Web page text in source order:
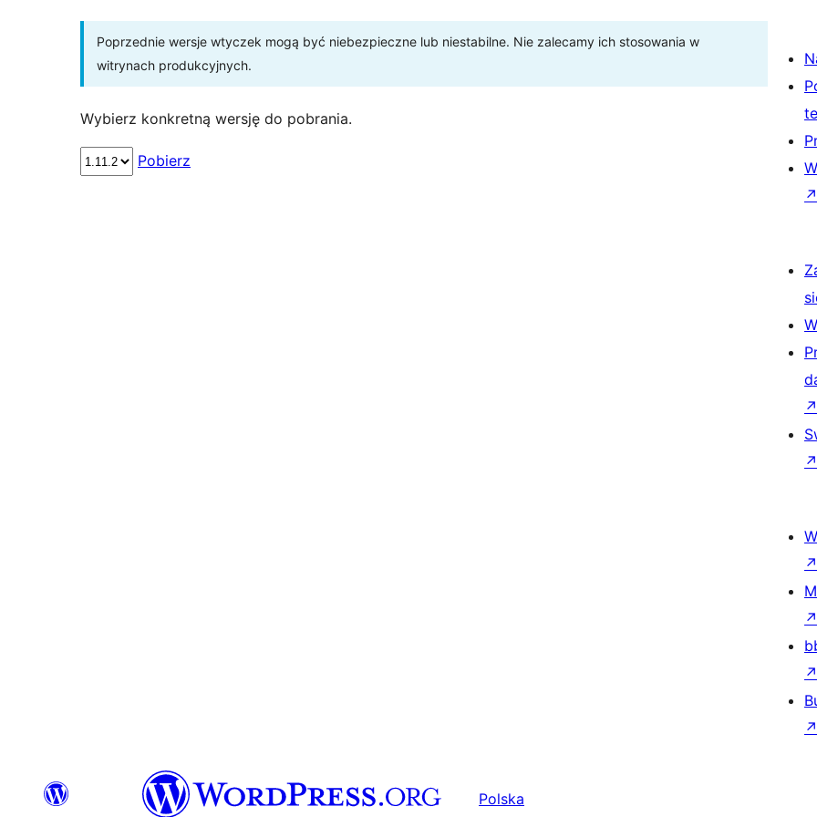
Poprzednie wersje wtyczek mogą być niebezpieczne lub niestabilne. Nie zalecamy ich stosowania w
witrynach produkcyjnych.
Wybierz konkretną wersję do pobrania.
Pobierz
↗
↗
↗
↗
↗
↗
↗
Polska